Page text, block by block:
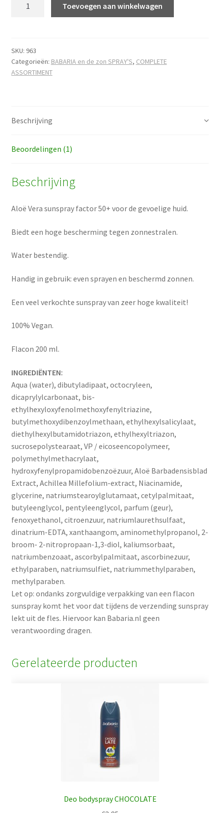
gevoelige
huid
hoeveelheid
Toevoegen aan winkelwagen
SKU: 963
Categorieën: BABARIA en de zon SPRAY'S, COMPLETE
ASSORTIMENT
Beschrijving
Beoordelingen (1)
Beschrijving
Aloë Vera sunspray factor 50+ voor de gevoelige huid.
Biedt een hoge bescherming tegen zonnestralen.
Water bestendig.
Handig in gebruik: even sprayen en beschermd zonnen.
Een veel verkochte sunspray van zeer hoge kwaliteit!
100% Vegan.
Flacon 200 ml.
INGREDIËNTEN:
Aqua (water), dibutyladipaat, octocryleen,
dicaprylylcarbonaat, bis-
ethylhexyloxyfenolmethoxyfenyltriazine,
butylmethoxydibenzoylmethaan, ethylhexylsalicylaat,
diethylhexylbutamidotriazon, ethylhexyltriazon,
sucrosepolystearaat, VP / eicoseencopolymeer,
polymethylmethacrylaat,
hydroxyfenylpropamidobenzoëzuur, Aloë Barbadensisblad
Extract, Achillea Millefolium-extract, Niacinamide,
glycerine, natriumstearoylglutamaat, cetylpalmitaat,
butyleenglycol, pentyleenglycol, parfum (geur),
fenoxyethanol, citroenzuur, natriumlaurethsulfaat,
dinatrium-EDTA, xanthaangom, aminomethylpropanol, 2-
broom- 2-nitropropaan-1,3-diol, kaliumsorbaat,
natriumbenzoaat, ascorbylpalmitaat, ascorbinezuur,
ethylparaben, natriumsulfiet, natriummethylparaben,
methylparaben.
Let op: ondanks zorgvuldige verpakking van een flacon
sunspray komt het voor dat tijdens de verzending sunspray
lekt uit de fles. Hiervoor kan Babaria.nl geen
verantwoording dragen.
Gerelateerde producten
Deo bodyspray CHOCOLATE